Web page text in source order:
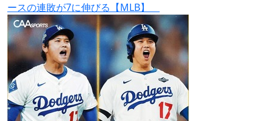
ースの連敗が7に伸びる【MLB】